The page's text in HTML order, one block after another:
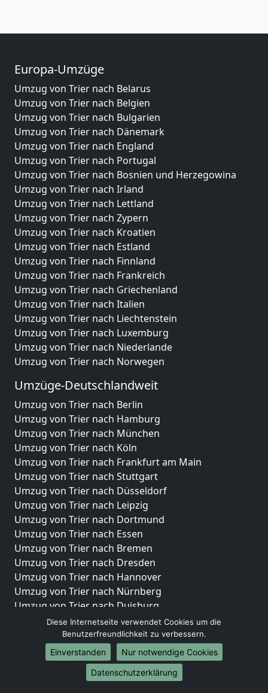
Europa-Umzüge
Umzug von Trier nach Belarus
Umzug von Trier nach Belgien
Umzug von Trier nach Bulgarien
Umzug von Trier nach Dänemark
Umzug von Trier nach England
Umzug von Trier nach Portugal
Umzug von Trier nach Bosnien und Herzegowina
Umzug von Trier nach Irland
Umzug von Trier nach Lettland
Umzug von Trier nach Zypern
Umzug von Trier nach Kroatien
Umzug von Trier nach Estland
Umzug von Trier nach Finnland
Umzug von Trier nach Frankreich
Umzug von Trier nach Griechenland
Umzug von Trier nach Italien
Umzug von Trier nach Liechtenstein
Umzug von Trier nach Luxemburg
Umzug von Trier nach Niederlande
Umzug von Trier nach Norwegen
Umzüge-Deutschlandweit
Umzug von Trier nach Berlin
Umzug von Trier nach Hamburg
Umzug von Trier nach München
Umzug von Trier nach Köln
Umzug von Trier nach Frankfurt am Main
Umzug von Trier nach Stuttgart
Umzug von Trier nach Düsseldorf
Umzug von Trier nach Leipzig
Umzug von Trier nach Dortmund
Umzug von Trier nach Essen
Umzug von Trier nach Bremen
Umzug von Trier nach Dresden
Umzug von Trier nach Hannover
Umzug von Trier nach Nürnberg
Umzug von Trier nach Duisburg
Umzug von Trier nach Bochum
Umzug von Trier nach Wuppertal
Umzug von Trier nach Bielefeld
Umzug von Trier nach Bonn
Umzug von Trier nach Münster
Diese Internetseite verwendet Cookies um die
Benutzerfreundlichkeit zu verbessern.
Einverstanden
Nur notwendige Cookies
Datenschutzerklärung